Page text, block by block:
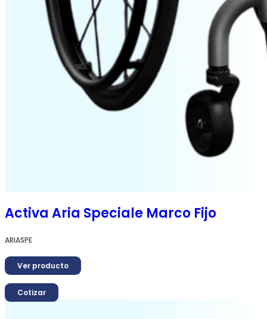
Activa Aria Speciale Marco Fijo
ARIASPE
Ver producto
Cotizar